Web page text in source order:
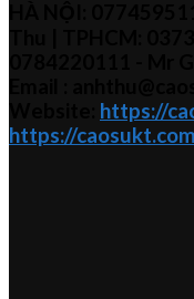
https://
https://